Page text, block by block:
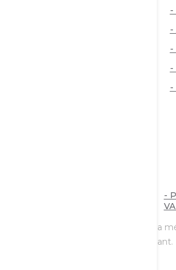
-
-
-
-
-
-
Aidez-nous à diffuser les œuvres et la
Maria Valtorta. Faire un don maintenant.